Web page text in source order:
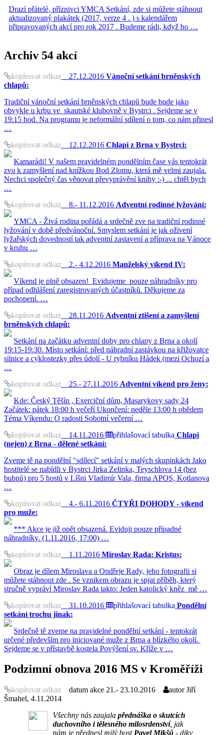
Drazí přátelé, příznivci YMCA Setkání, zde si můžete stáhnout
aktualizovaný plakátek (2017, verze 4 . ) s kalendářem
připravovaných akcí pro rok 2017 . Budeme rádi, když ho …
Archiv 54 akcí
kopírovat odkaz 27.12.2016 Vánoční setkání brněnských
chlapů:
Tradiční vánoční setkání brněnských chlapů bude bude jako
obvykle u krbu ve skautské klubovně v Bystrci . Sejdeme se v
19:15 hod. Na programu je neformální sdílení o tom, co nám přinesl
…
kopírovat odkaz 12.12.2016 Chlapi z Brna v Bystrci:
Kamarádi! V našem pravidelném pondělním čase vás tentokrát
zvu k zamyšlení nad knížkou Bod Zlomu, která mě velmi zaujala.
Nechci společný čas věnovat převyprávění knihy :-) ... chtěl bych
…
kopírovat odkaz 8.- 11.12.2016 Adventní rodinné lyžování:
YMCA - Živá rodina pořádá a srdečně zve na tradiční rodinné
lyžování v době předvánoční. Smyslem setkání je jak oživení
lyžařských dovedností tak adventní zastavení a příprava na Vánoce
v kruhu …
kopírovat odkaz 2.- 4.12.2016 Manželský víkend IV:
Víkend je plně obsazen! Evidujeme pouze náhradníky pro
případ odhlášení zaregistrovaných účastníků. Děkujeme za
pochopení. …
kopírovat odkaz 28.11.2016 Adventní ztišení a zamyšlení
brněnských chlapů:
Setkání na začátku adventní doby pro chlapy z Brna a okolí
19:15-19:30. Místo setkání: před náhradní zastávkou na křižovatce
silnice a cyklostezky přes údolí - U rybníku Hádek (mezi Ochozí a
…
kopírovat odkaz 25.- 27.11.2016 Adventní víkend pro ženy:
Kde: Český Těšín , Exerciční dům, Masarykovy sady 24
Začátek: pátek 18:00 h večeří Ukončení: neděle 13:00 h obědem
Téma Víkendu: O radosti Sobotní večerní …
kopírovat odkaz 14.11.2016 přihlašovací tabulka Chlapi
(nejen) z Brna - dělené setkání:
Zveme tě na pondělní "sdílecí" setkání v malých skupinkách Jako
hostitelé se nabídli v Bystrci Jirka Zelinka, Teyschlova 14 (bez
bubnů) pro 5 hostů v Líšni Vladimír Vala, firma APOS, Kotlanova
…
kopírovat odkaz 4.- 6.11.2016 ČTYŘI DOHODY - víkend
pro muže:
*** Akce je již opět obsazená. Eviduji pouze případné
náhradníky. (1.11.2016, 17:00) …
kopírovat odkaz 1.11.2016 Miroslav Rada: Kristus:
Obraz je dílem Miroslava a Ondřeje Rady, jeho fotografii si
můžete stáhnout zde . Se vznikem obrazu je spjat příběh, který
stručně vypráví Miroslav Rada takto: Jeden katolický kněz mě …
kopírovat odkaz 31.10.2016 přihlašovací tabulka Pondělní
setkání trochu jinak:
Srdečně tě zveme na pravidelné pondělní setkání - tentokrát
určené především pro iniciované muže z Brna a blízkého okolí.
Sejdeme se v přístavbě kostela Povýšení sv. Kříže v …
Podzimní obnova 2016 MS v Kroměříži
kopírovat odkaz datum akce 21.- 23.10.2016 autorJiří
Šmahel, 4.11.2014
Všechny nás zaujala přednáška o skutcích
duchovního i tělesného milosrdenství, jak
nám je přednesl milý host Pavel Mikšů - diky